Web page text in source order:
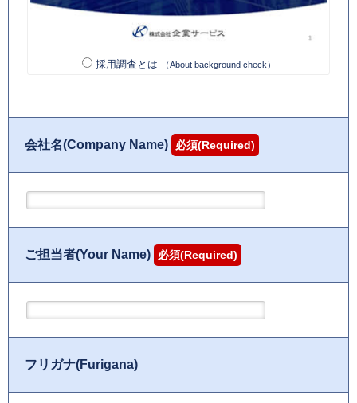
採用調査とは （About background check）
会社名(Company Name) 必須(Required)
ご担当者(Your Name) 必須(Required)
フリガナ(Furigana)